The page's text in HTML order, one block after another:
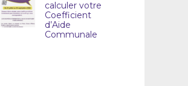
calculer votre
Coefficient
d’Aide
Communale